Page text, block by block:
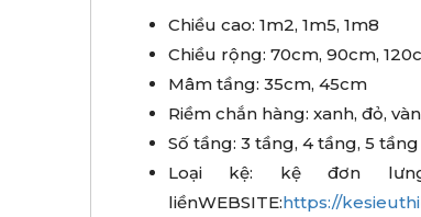
Chiều cao: 1m2, 1m5, 1m8
Chiều rộng: 70cm, 90cm,
Mâm tầng: 35cm, 45cm
Riềm chắn hàng: xanh, đỏ,
Số tầng: 3 tầng, 4 tầng, 5
Loại kệ: kệ đơn
liềnWEBSITE:https://